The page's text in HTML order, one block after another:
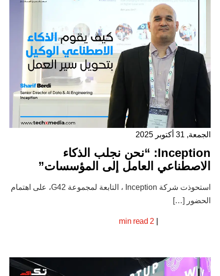
الجمعة, 31 أكتوبر 2025
Inception: “نحن نجلب الذكاء
الاصطناعي العامل إلى المؤسسات”
استحوذت شركة Inception ، التابعة لمجموعة G42، على اهتمام
الحضور […]
2 min read